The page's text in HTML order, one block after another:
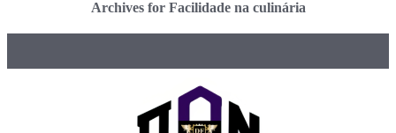
Archives for Facilidade na culinária